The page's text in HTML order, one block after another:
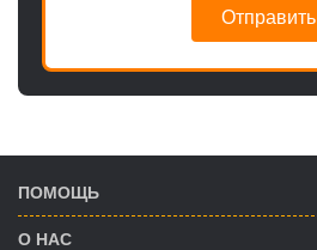
Отправить
ПОМОЩЬ
О НАС